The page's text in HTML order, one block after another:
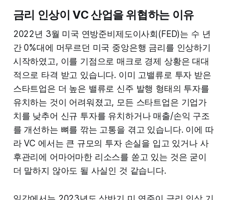
금리 인상이 VC 산업을 위협하는 이유
2022년 3월 미국 연방준비제도이사회(FED)는 수 년
간 0%대에 머무르던 미국 중앙은행 금리를 인상하기
시작하였고, 이를 기점으로 매크로 경제 상황은 대대
적으로 타격 받고 있습니다. 이미 고밸류로 투자 받은
스타트업은 더 높은 밸류로 신주 발행 형태의 투자를
유치하는 것이 어려워졌고, 모든 스타트업은 기업가
치를 낮추어 신규 투자를 유치하거나 매출/손익 구조
를 개선하는 뼈를 깎는 고통을 겪고 있습니다. 이에 따
라 VC 에서는 큰 규모의 투자 손실을 입고 있거나 사
후관리에 어마어마한 리소스를 쏟고 있는 것은 굳이
더 말하지 않아도 될 사실인 것 같습니다.